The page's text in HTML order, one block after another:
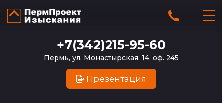
+7(342)215-95-60
Пермь, ул. Монастырская, 14, оф. 245
Презентация